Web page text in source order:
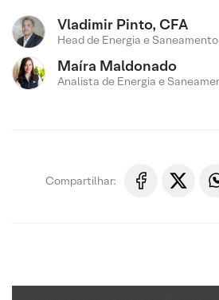
Vladimir Pinto, CFA
Head de Energia e Saneamento
Maíra Maldonado
Analista de Energia e
Compartilhar: